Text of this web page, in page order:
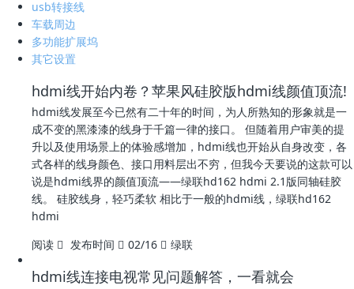
usb转接线
车载周边
多功能扩展坞
其它设置
hdmi线开始内卷？苹果风硅胶版hdmi线颜值顶流!
hdmi线发展至今已然有二十年的时间，为人所熟知的形象就是一
成不变的黑漆漆的线身于千篇一律的接口。 但随着用户审美的提
升以及使用场景上的体验感增加，hdmi线也开始从自身改变，各
式各样的线身颜色、接口用料层出不穷，但我今天要说的这款可以
说是hdmi线界的颜值顶流——绿联hd162 hdmi 2.1版同轴硅胶
线。 硅胶线身，轻巧柔软 相比于一般的hdmi线，绿联hd162
hdmi
阅读
发布时间 02/16 绿联
hdmi线连接电视常见问题解答，一看就会